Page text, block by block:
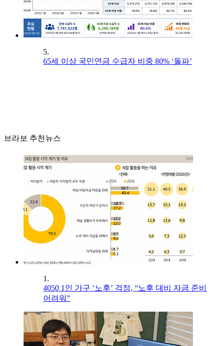
5.
65세 이상 국민연금 수급자 비중 80% ‘돌파’
브라보 추천뉴스
1.
4050 1인 가구 ‘노후’ 걱정, “노후 대비 자금 준비
어려워”